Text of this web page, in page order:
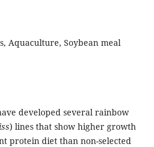
Aquaculture, Soybean meal
developed several rainbow
) lines that show higher growth
protein diet than non-selected